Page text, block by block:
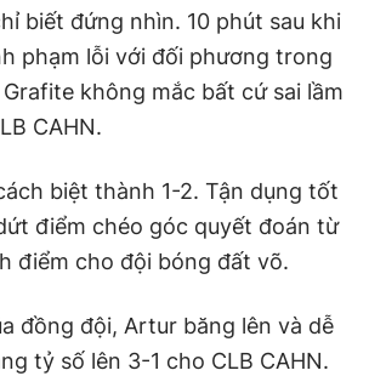
biết đứng nhìn. 10 phút sau khi
phạm lỗi với đối phương trong
không mắc bất cứ sai lầm
CAHN.
biệt thành 1-2. Tận dụng tốt
điểm chéo góc quyết đoán từ
điểm cho đội bóng đất võ.
đồng đội, Artur băng lên và dễ
tỷ số lên 3-1 cho CLB CAHN.